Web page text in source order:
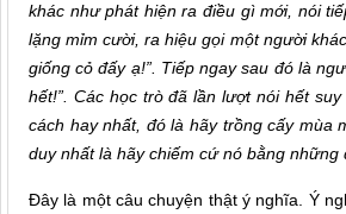
khác như phát hiện ra điều gì mới, nói
lặng mỉm cười, ra hiệu gọi một người
giống cỏ đấy ạ!”. Tiếp ngay sau đó là
hết!”. Các học trò đã lần lượt nói hết
cách hay nhất, đó là hãy trồng cấy mùa
duy nhất là hãy chiếm cứ nó bằng những
Đây là một câu chuyện thật ý nghĩa. Ý